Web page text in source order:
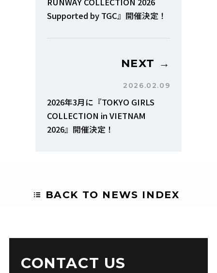
Supported by TGC』開催決定！
NEXT →
2026.02.09
2026年3月に『TOKYO GIRLS
COLLECTION in VIETNAM
2026』開催決定！
BACK TO NEWS INDEX
CONTACT US